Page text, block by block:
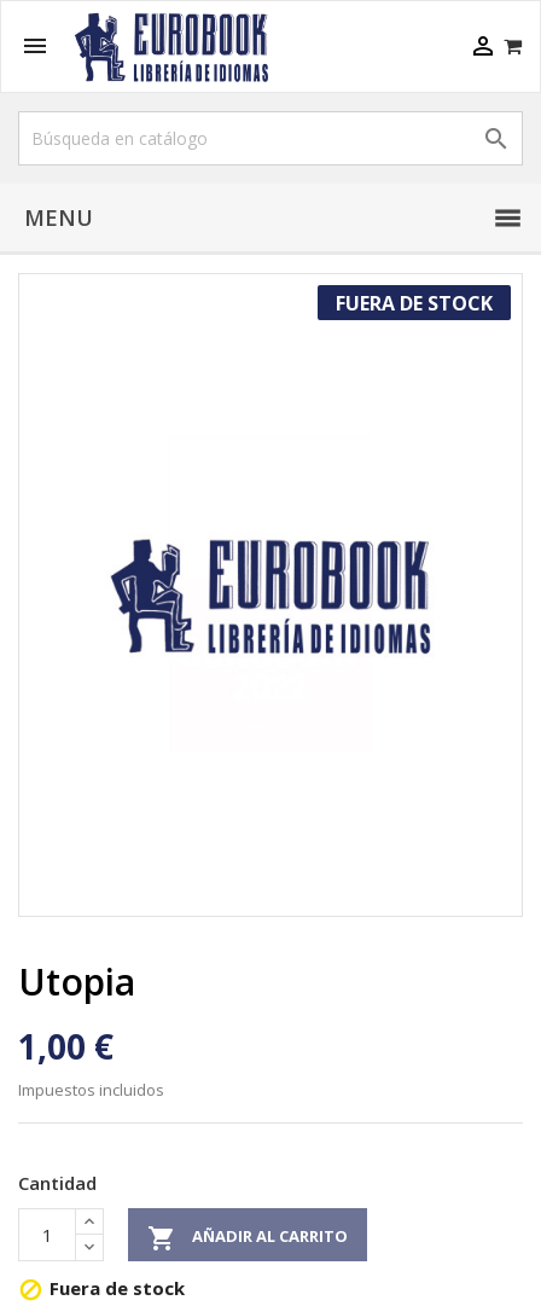
 

MENU
FUERA DE STOCK
Utopia
1,00 €
Impuestos incluidos
Cantidad
 AÑADIR AL CARRITO
 Fuera de stock